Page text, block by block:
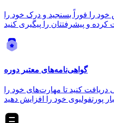
خود را فوراً بسنجید و درک خود را
گواهی‌نامه‌های معتبر دوره
کنید تا مهارت‌های خود را